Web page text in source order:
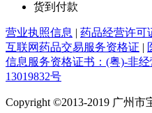
货到付款
营业执照信息 | 药品经营许可
互联网药品交易服务资格证 |
信息服务资格证书：(粤)-非经
13019832号
Copyright ©2013-2019 广州